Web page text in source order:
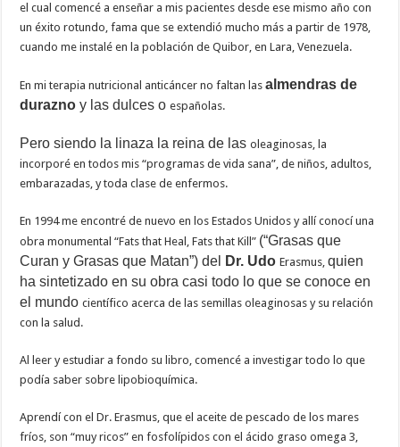
el cual comencé a enseñar a mis pacientes desde ese mismo año con
un éxito rotundo, fama que se extendió mucho más a partir de 1978,
cuando me instalé en la población de Quibor, en Lara, Venezuela.
En mi terapia nutricional anticáncer no faltan lasalmendras de
duraznoy las dulces oespañolas.
Pero siendo la linaza la reina de lasoleaginosas, la
incorporé en todos mis “programas de vida sana”, de niños, adultos,
embarazadas, y toda clase de enfermos.
En 1994 me encontré de nuevo en los Estados Unidos y allí conocí una
obra monumental “Fats that Heal, Fats that Kill” (“Grasas que
Curan y Grasas que Matan”)del Dr. UdoErasmus,quien
ha sintetizado en su obra casi todo lo que se conoce en
el mundocientífico acerca de las semillas oleaginosas y su relación
con la salud.
Al leer y estudiar a fondo su libro, comencé a investigar todo lo que
podía saber sobre lipobioquímica.
Aprendí con el Dr. Erasmus, que el aceite de pescado de los mares
fríos, son “muy ricos” en fosfolípidos con el ácido graso omega 3,